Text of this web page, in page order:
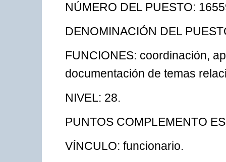
NÚMERO DEL PUESTO:
DENOMINACIÓN DEL
FUNCIONES: coordinación,
documentación de temas
NIVEL: 28.
PUNTOS COMPLEMENTO
VÍNCULO: funcionario.